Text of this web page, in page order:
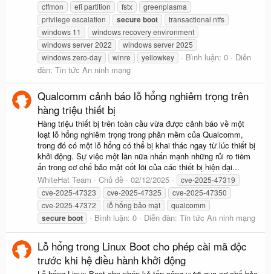
ctfmon
efi partition fstx
greenplasma
privilege escalation
secureboot
transactional ntfs
windows 11
windows recovery environment
windows server 2022
windows server 2025
windows zero-day
winre yellowkey Bình luận: 0
Diễn
đàn: Tin tức An ninh mạng
Qualcomm cảnh báo lỗ hổng nghiêm trọng trên
hàng triệu thiết bị
Hàng triệu thiết bị trên toàn cầu vừa được cảnh báo về một
loạt lỗ hổng nghiêm trọng trong phần mềm của Qualcomm,
trong đó có một lỗ hổng có thể bị khai thác ngay từ lúc thiết bị
khởi động. Sự việc một lần nữa nhấn mạnh những rủi ro tiềm
ẩn trong cơ chế bảo mật cốt lõi của các thiết bị hiện đại...
WhiteHat Team
Chủ đề 02/12/2025
cve-2025-47319
cve-2025-47323
cve-2025-47325
cve-2025-47350
cve-2025-47372
lỗ hổng bảo mật qualcomm
secureboot Bình luận: 0 Diễn đàn: Tin tức An ninh mạng
Lỗ hổng trong Linux Boot cho phép cài mã độc
trước khi hệ điều hành khởi động